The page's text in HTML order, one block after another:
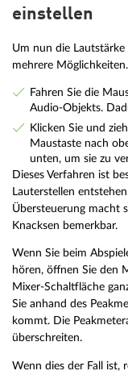
einstellen
Um nun die Lautstärke
mehrere
Fahren Sie die
Audio-Objekts.
Klicken Sie und
Maustaste nach
unten, um sie zu
Dieses Verfahren ist
Lauterstellen
Übersteuerung macht
Knacksen bemerkbar.
Wenn Sie beim
hören, öffnen Sie den
Mixer-Schaltfläche
Sie anhand des
kommt. Die
überschreiten.
Wenn dies der Fall ist,